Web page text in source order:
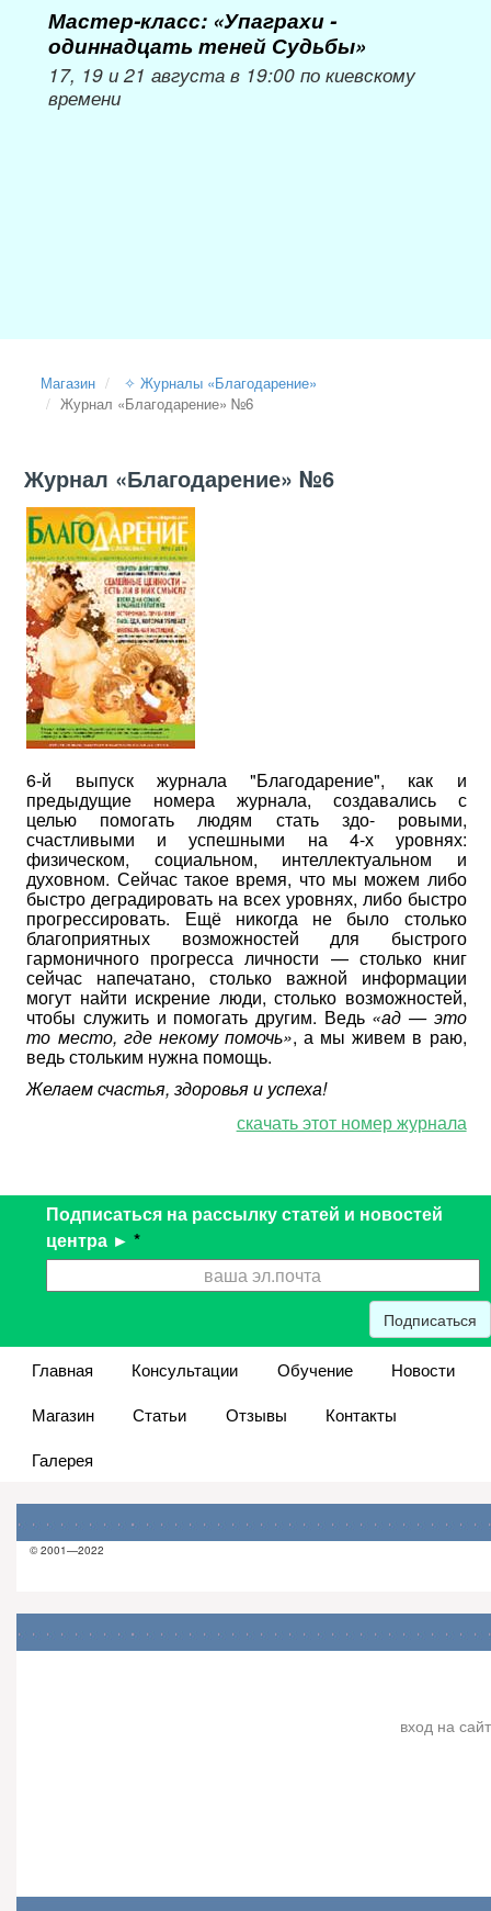
Мастер-класс: «Упаграхи -
одиннадцать теней Судьбы»
17, 19 и 21 августа в 19:00 по киевскому
времени
Магазин
✧ Журналы «Благодарение»
Журнал «Благодарение» №6
Журнал «Благодарение» №6
6-й выпуск журнала "Благодарение", как и
предыдущие номера журнала, создавались с
целью помогать людям стать здо- ровыми,
счастливыми и успешными на 4-х уровнях:
физическом, социальном, интеллектуальном и
духовном. Сейчас такое время, что мы можем либо
быстро деградировать на всех уровнях, либо быстро
прогрессировать. Ещё никогда не было столько
благоприятных возможностей для быстрого
гармоничного прогресса личности — столько книг
сейчас напечатано, столько важной информации
могут найти искрение люди, столько возможностей,
чтобы служить и помогать другим. Ведь «ад — это
то место, где некому помочь», а мы живем в раю,
ведь стольким нужна помощь.
Желаем счастья, здоровья и успеха!
скачать этот номер журнала
Подписаться на рассылку статей и новостей
центра ► *
Подписаться
Главная Консультации Обучение
Новости
Магазин
Статьи Отзывы
Контакты
Галерея
© 2001—2022
вход на сайт